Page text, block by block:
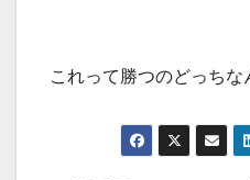
これって勝つのどっちな